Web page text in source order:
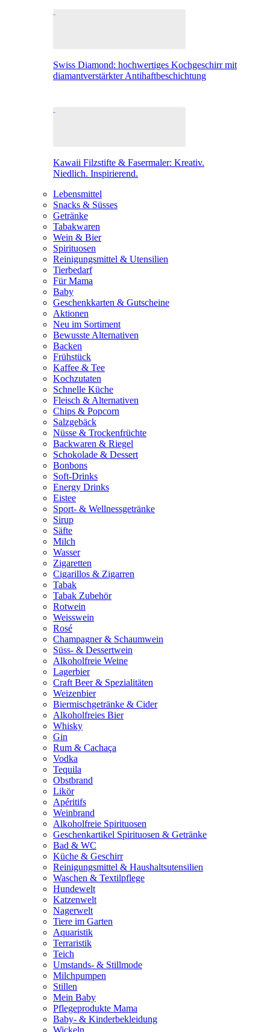
Swiss Diamond: hochwertiges Kochgeschirr mit
diamantverstärkter Antihaftbeschichtung
Kawaii Filzstifte & Fasermaler: Kreativ.
Niedlich. Inspirierend.
Lebensmittel
Snacks & Süsses
Getränke
Tabakwaren
Wein & Bier
Spirituosen
Reinigungsmittel & Utensilien
Tierbedarf
Für Mama
Baby
Geschenkkarten & Gutscheine
Aktionen
Neu im Sortiment
Bewusste Alternativen
Backen
Frühstück
Kaffee & Tee
Kochzutaten
Schnelle Küche
Fleisch & Alternativen
Chips & Popcorn
Salzgebäck
Nüsse & Trockenfrüchte
Backwaren & Riegel
Schokolade & Dessert
Bonbons
Soft-Drinks
Energy Drinks
Eistee
Sport- & Wellnessgetränke
Sirup
Säfte
Milch
Wasser
Zigaretten
Cigarillos & Zigarren
Tabak
Tabak Zubehör
Rotwein
Weisswein
Rosé
Champagner & Schaumwein
Süss- & Dessertwein
Alkoholfreie Weine
Lagerbier
Craft Beer & Spezialitäten
Weizenbier
Biermischgetränke & Cider
Alkoholfreies Bier
Whisky
Gin
Rum & Cachaça
Vodka
Tequila
Obstbrand
Likör
Apéritifs
Weinbrand
Alkoholfreie Spirituosen
Geschenkartikel Spirituosen & Getränke
Bad & WC
Küche & Geschirr
Reinigungsmittel & Haushaltsutensilien
Waschen & Textilpflege
Hundewelt
Katzenwelt
Nagerwelt
Tiere im Garten
Aquaristik
Terraristik
Teich
Umstands- & Stillmode
Milchpumpen
Stillen
Mein Baby
Pflegeprodukte Mama
Baby- & Kinderbekleidung
Wickeln